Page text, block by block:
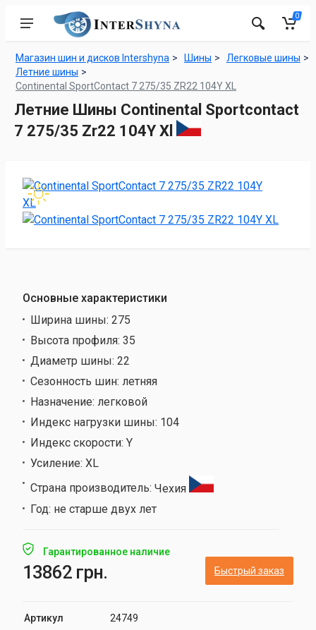
0
Магазин шин и дисков Intershyna Шины
Легковые шины
Летние шины
Continental SportContact 7 275/35 ZR22 104Y XL
Летние Шины Continental Sportcontact
7 275/35 Zr22 104Y Xl
Основные характеристики
Ширина шины: 275
Высота профиля: 35
Диаметр шины: 22
Сезонность шин: летняя
Назначение: легковой
Индекс нагрузки шины: 104
Индекс скорости: Y
Усиление: XL
Страна производитель: Чехия
Год: не старше двух лет
Гарантированное наличие
13862 грн. Быстрый заказ
Артикул 24749